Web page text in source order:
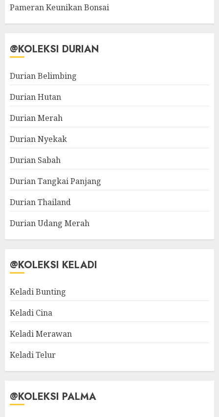
Pameran Keunikan Bonsai
@KOLEKSI DURIAN
Durian Belimbing
Durian Hutan
Durian Merah
Durian Nyekak
Durian Sabah
Durian Tangkai Panjang
Durian Thailand
Durian Udang Merah
@KOLEKSI KELADI
Keladi Bunting
Keladi Cina
Keladi Merawan
Keladi Telur
@KOLEKSI PALMA